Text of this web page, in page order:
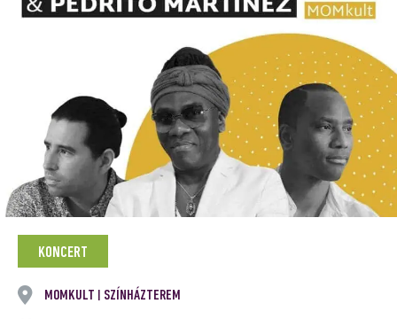
KONCERT
MOMKULT SZÍNHÁZTEREM